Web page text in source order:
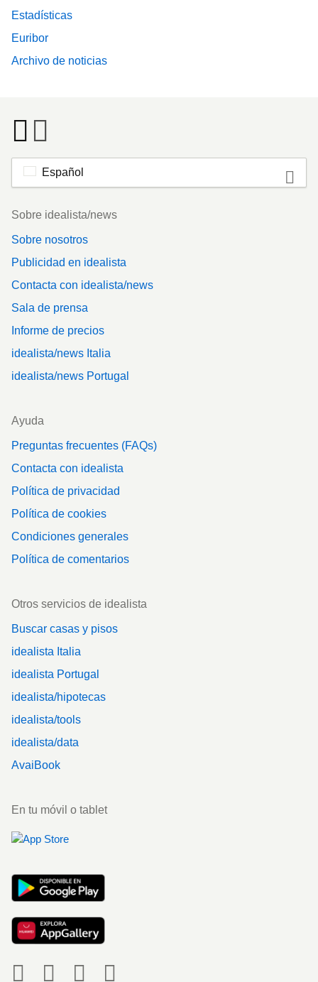
Estadísticas
Euribor
Archivo de noticias
Español
Footer
Sobre idealista/news
Sobre nosotros
Publicidad en idealista
Contacta con idealista/news
Sala de prensa
Informe de precios
idealista/news Italia
idealista/news Portugal
Ayuda
Preguntas frecuentes (FAQs)
Contacta con idealista
Política de privacidad
Política de cookies
Condiciones generales
Política de comentarios
Otros servicios de idealista
Buscar casas y pisos
idealista Italia
idealista Portugal
idealista/hipotecas
idealista/tools
idealista/data
AvaiBook
En tu móvil o tablet